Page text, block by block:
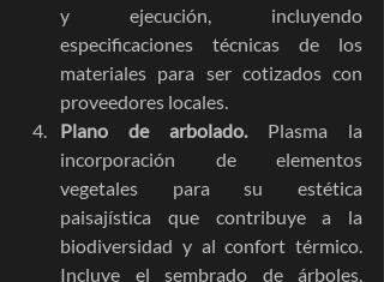
y ejecución, incluyendo
especificaciones técnicas de los
materiales para ser cotizados con
proveedores locales.
Plano de arbolado. Plasma la
incorporación de elementos
vegetales para su estética
paisajística que contribuye a la
biodiversidad y al confort térmico.
Incluye el sembrado de árboles,